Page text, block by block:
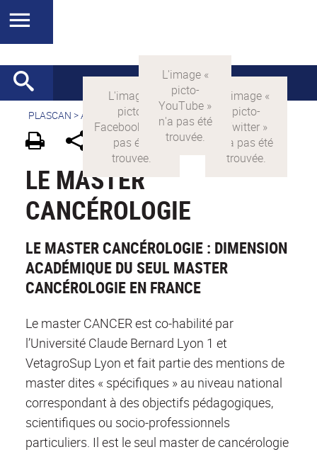
PLASCAN >Accueil > La formation > Le Master Cancer
LE MASTER
CANCÉROLOGIE
LE MASTER CANCÉROLOGIE : DIMENSION
ACADÉMIQUE DU SEUL MASTER
CANCÉROLOGIE EN FRANCE
Le master CANCER est co-habilité par
l’Université Claude Bernard Lyon 1 et
VetagroSup Lyon et fait partie des mentions de
master dites « spécifiques » au niveau national
correspondant à des objectifs pédagogiques,
scientifiques ou socio-professionnels
particuliers. Il est le seul master de cancérologie